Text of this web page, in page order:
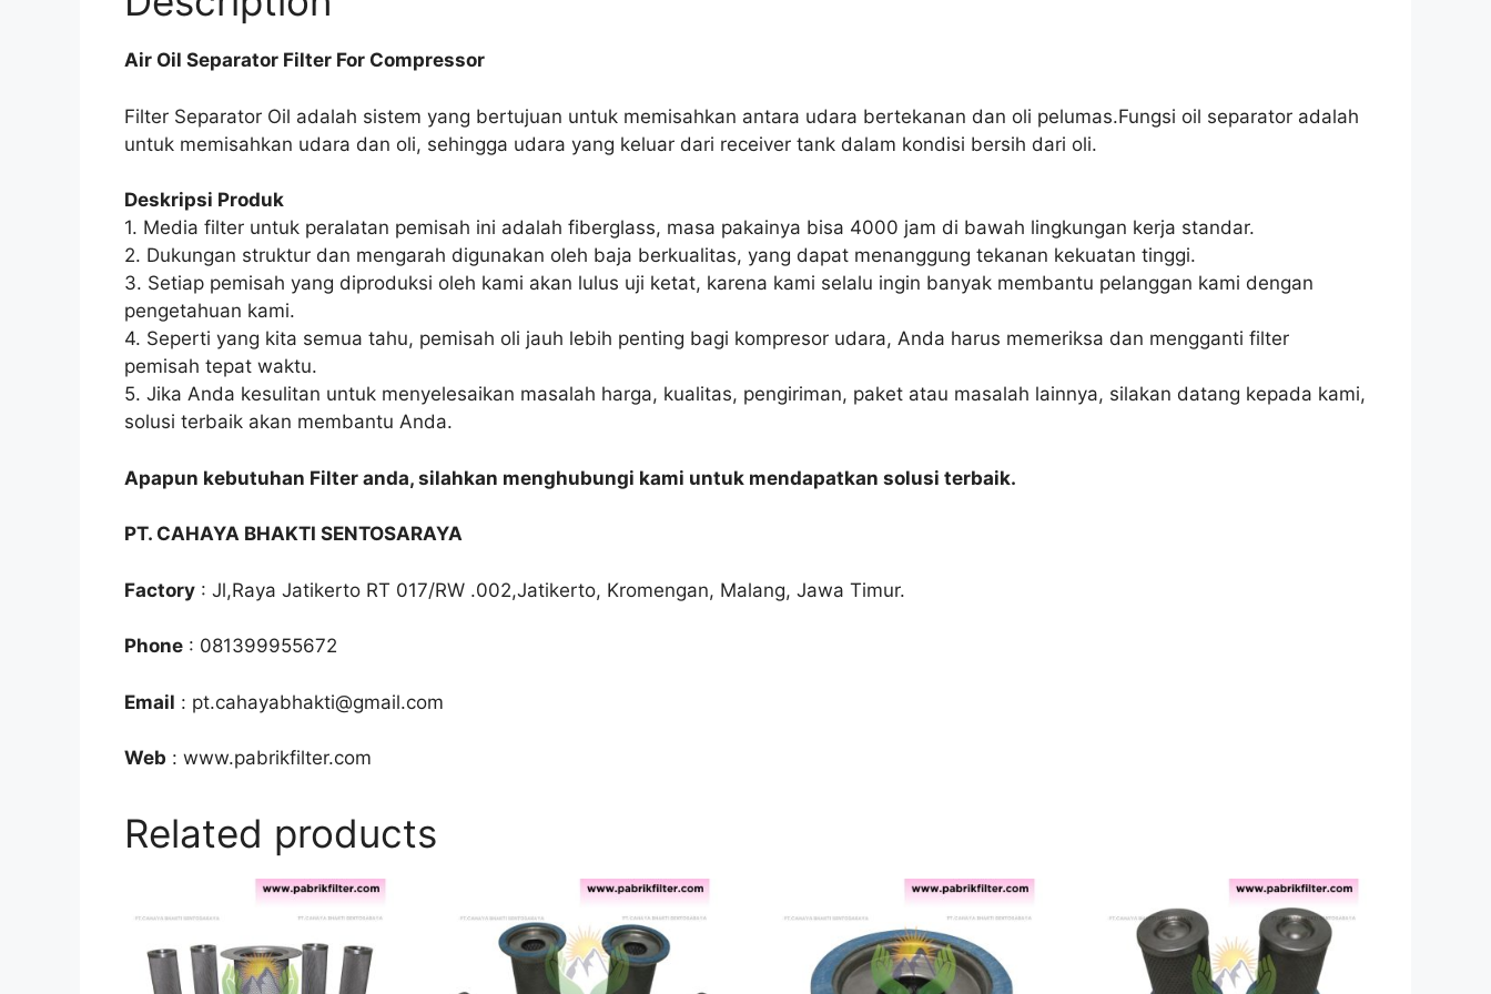
Air Oil Separator Filter For Compressor
Filter Separator Oil adalah sistem yang bertujuan untuk memisahkan antara udara bertekanan dan oli pelumas.Fungsi oil separator adalah
untuk memisahkan udara dan oli, sehingga udara yang keluar dari receiver tank dalam kondisi bersih dari oli.
Deskripsi Produk
1. Media filter untuk peralatan pemisah ini adalah fiberglass, masa pakainya bisa 4000 jam di bawah lingkungan kerja standar.
2. Dukungan struktur dan mengarah digunakan oleh baja berkualitas, yang dapat menanggung tekanan kekuatan tinggi.
3. Setiap pemisah yang diproduksi oleh kami akan lulus uji ketat, karena kami selalu ingin banyak membantu pelanggan kami dengan
pengetahuan kami.
4. Seperti yang kita semua tahu, pemisah oli jauh lebih penting bagi kompresor udara, Anda harus memeriksa dan mengganti filter
pemisah tepat waktu.
5. Jika Anda kesulitan untuk menyelesaikan masalah harga, kualitas, pengiriman, paket atau masalah lainnya, silakan datang kepada kami,
solusi terbaik akan membantu Anda.
Apapun kebutuhan Filter anda, silahkan menghubungi kami untuk mendapatkan solusi terbaik.
PT. CAHAYA BHAKTI SENTOSARAYA
Factory : Jl,Raya Jatikerto RT 017/RW .002,Jatikerto, Kromengan, Malang, Jawa Timur.
Phone : 081399955672
Email : pt.cahayabhakti@gmail.com
Web : www.pabrikfilter.com
Related products